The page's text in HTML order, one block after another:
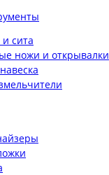
сита
ножи и открывалки